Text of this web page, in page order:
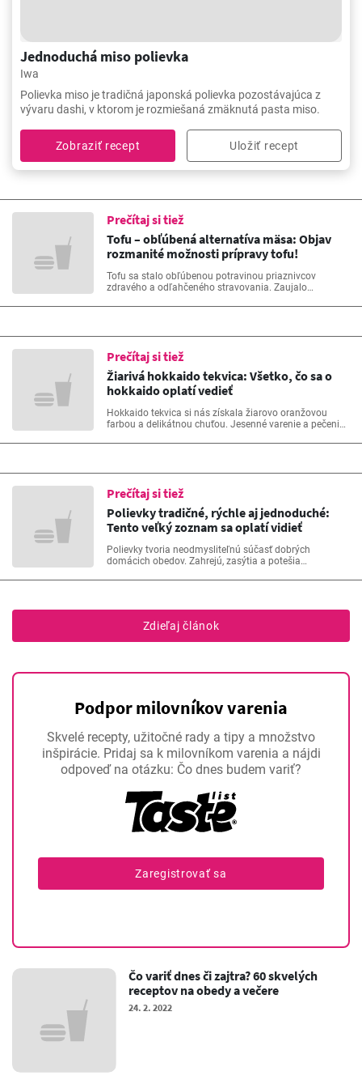
Jednoduchá miso polievka
Iwa
Polievka miso je tradičná japonská polievka pozostávajúca z
vývaru dashi, v ktorom je rozmiešaná zmäknutá pasta miso.
Zobraziť recept Uložiť recept
Prečítaj si tiež
Tofu – obľúbená alternatíva mäsa: Objav
rozmanité možnosti prípravy tofu!
Tofu sa stalo obľúbenou potravinou priaznivcov
zdravého a odľahčeného stravovania. Zaujalo
kuchyniach. Čo je tofu, ako ho pripraviť a ktoré recepty z
Prečítaj si tiež
Žiarivá hokkaido tekvica: Všetko, čo sa o
hokkaido oplatí vedieť
Hokkaido tekvica si nás získala žiarovo oranžovou
farbou a delikátnou chuťou. Jesenné varenie a pečenie
hokkaido tekvica pochádza, aké sú jej prednosti a ako
Prečítaj si tiež
Polievky tradičné, rýchle aj jednoduché:
Tento veľký zoznam sa oplatí vidieť
Polievky tvoria neodmysliteľnú súčasť dobrých
domácich obedov. Zahrejú, zasýtia a potešia
dali dohromady najobľúbenejšie recepty na polievky –
Zdieľaj článok
Podpor milovníkov varenia
Skvelé recepty, užitočné rady a tipy a množstvo
inšpirácie. Pridaj sa k milovníkom varenia a nájdi
odpoveď na otázku: Čo dnes budem variť?
Zaregistrovať sa
Čo variť dnes či zajtra? 60 skvelých
receptov na obedy a večere
24. 2. 2022